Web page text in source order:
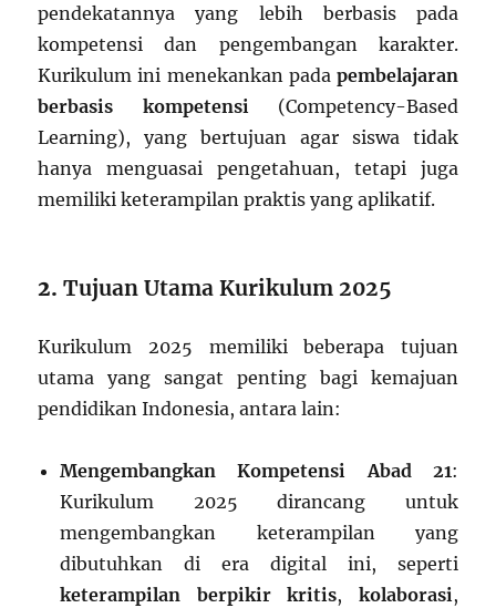
pendekatannya yang lebih berbasis pada
kompetensi dan pengembangan karakter.
Kurikulum ini menekankan pada pembelajaran
berbasis kompetensi(Competency-Based
Learning), yang bertujuan agar siswa tidak
hanya menguasai pengetahuan, tetapi juga
memiliki keterampilan praktis yang aplikatif.
2.Tujuan Utama Kurikulum 2025
Kurikulum 2025 memiliki beberapa tujuan
utama yang sangat penting bagi kemajuan
pendidikan Indonesia, antara lain:
Mengembangkan Kompetensi Abad 21:
Kurikulum 2025 dirancang untuk
mengembangkan keterampilan yang
dibutuhkan di era digital ini, seperti
keterampilan berpikir kritis, kolaborasi,